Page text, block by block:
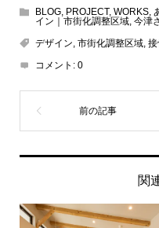
BLOG, PROJECT, WORKS,
イン｜市街化調整区域, 今津
デザイン, 市街化調整区域,
コメント: 0
関